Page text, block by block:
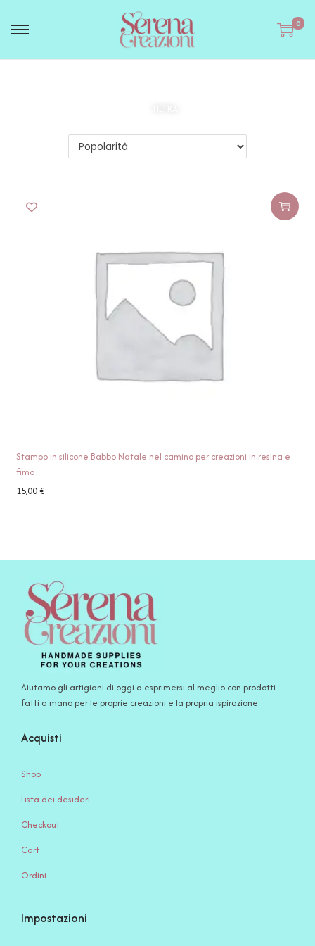
0
Stampo in silicone Babbo Natale nel camino per creazioni in resina e
fimo
15,00€
Aiutamo gli artigiani di oggi a esprimersi al meglio con prodotti
fatti a mano per le proprie creazioni e la propria ispirazione.
Acquisti
Shop
Lista dei desideri
Checkout
Cart
Ordini
Impostazioni